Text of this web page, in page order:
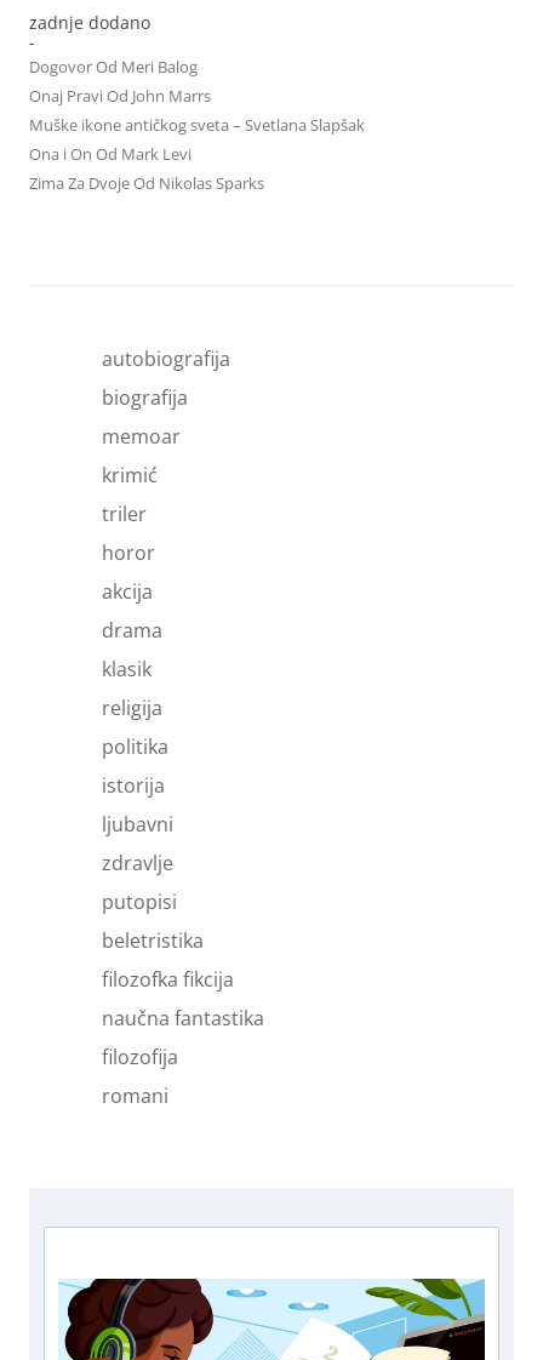
zadnje dodano
-
Dogovor Od Meri Balog
Onaj Pravi Od John Marrs
Muške ikone antičkog sveta – Svetlana Slapšak
Ona i On Od Mark Levi
Zima Za Dvoje Od Nikolas Sparks
autobiografija
biografija
memoar
krimić
triler
horor
akcija
drama
klasik
religija
politika
istorija
ljubavni
zdravlje
putopisi
beletristika
filozofka fikcija
naučna fantastika
filozofija
romani